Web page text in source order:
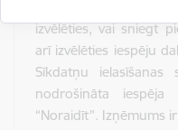
izvēlēties, vai sniegt
arī izvēlēties iespēju
Sīkdatņu
nodrošināta
“Noraidīt”. Izņēmums